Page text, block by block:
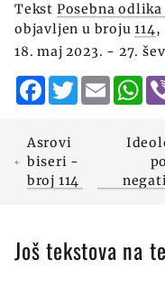
Tekst Posebna
objavljen u broju114,
18. maj 2023. - 27.
Facebook
TwitterEmail
Asrovi
biseri -
broj 114
Još tekstova na